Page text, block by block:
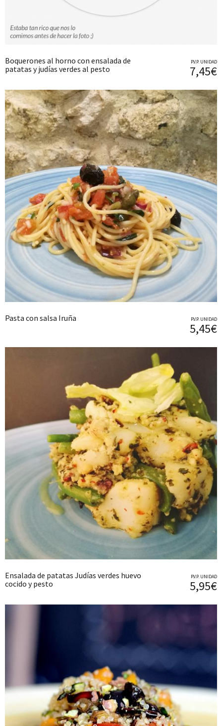
Boquerones al horno con ensalada de
patatas y judías verdes al pesto
P.V.P. UNIDAD
7,45€
Pasta con salsa Iruña P.V.P. UNIDAD
5,45€
Ensalada de patatas Judías verdes huevo
cocido y pesto
P.V.P. UNIDAD
5,95€